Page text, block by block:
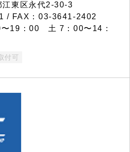
東区永代2-30-3
/ FAX：03-3641-2402
19：00 土 7：00〜14：
付可